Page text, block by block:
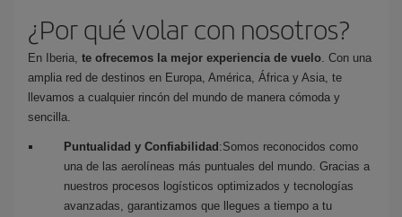
¿Por qué volar con nosotros?
En Iberia, te ofrecemos la mejor experiencia de vuelo . Con una
amplia red de destinos en Europa, América, África y Asia, te
llevamos a cualquier rincón del mundo de manera cómoda y
sencilla.
Puntualidad y Confiabilidad :Somos reconocidos como
una de las aerolíneas más puntuales del mundo. Gracias a
nuestros procesos logísticos optimizados y tecnologías
avanzadas, garantizamos que llegues a tiempo a tu